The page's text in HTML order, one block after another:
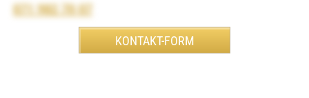
071 982 70 07